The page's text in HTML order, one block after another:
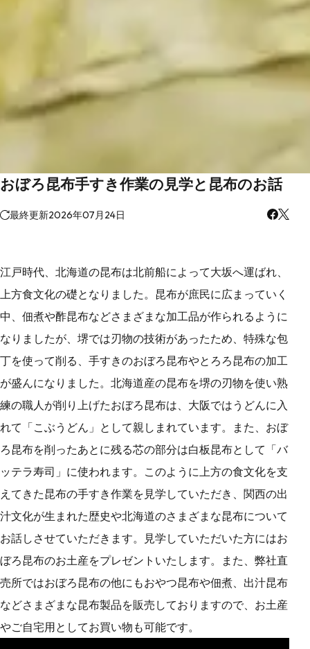
おぼろ昆布手すき作業の見学と昆布のお話
最終更新2026年07月24日
江戸時代、北海道の昆布は北前船によって大坂へ運ばれ、
上方食文化の礎となりました。昆布が庶民に広まっていく
中、佃煮や酢昆布などさまざまな加工品が作られるように
なりましたが、堺では刃物の技術があったため、特殊な包
丁を使って削る、手すきのおぼろ昆布やとろろ昆布の加工
が盛んになりました。北海道産の昆布を堺の刃物を使い熟
練の職人が削り上げたおぼろ昆布は、大阪ではうどんに入
れて「こぶうどん」として親しまれています。また、おぼ
ろ昆布を削ったあとに残る芯の部分は白板昆布として「バ
ッテラ寿司」に使われます。このように上方の食文化を支
えてきた昆布の手すき作業を見学していただき、関西の出
汁文化が生まれた歴史や北海道のさまざまな昆布について
お話しさせていただきます。見学していただいた方にはお
ぼろ昆布のお土産をプレゼントいたします。また、弊社直
売所ではおぼろ昆布の他にもおやつ昆布や佃煮、出汁昆布
などさまざまな昆布製品を販売しておりますので、お土産
やご自宅用としてお買い物も可能です。